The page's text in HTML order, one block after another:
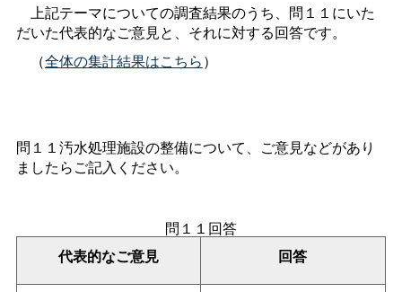
上記テーマについての調査結果のうち、問１１にいた
だいた代表的なご意見と、それに対する回答です。
（全体の集計結果はこちら）
問１１汚水処理施設の整備について、ご意見などがあり
ましたらご記入ください。
代表的なご意見 回答
問１１回答